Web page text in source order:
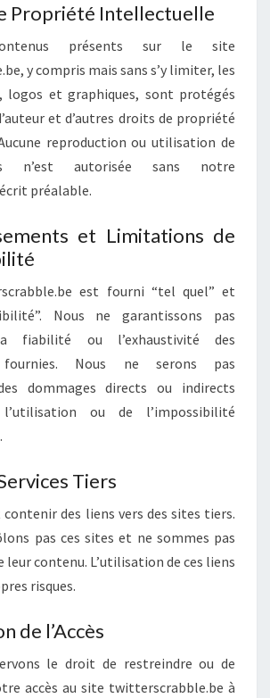
Propriété Intellectuelle
présents sur le site
y compris mais sans s’y limiter, les
logos et graphiques, sont protégés
et d’autres droits de propriété
reproduction ou utilisation de
n’est autorisée sans notre
préalable.
et Limitations de
est fourni “tel quel” et
Nous ne garantissons pas
fiabilité ou l’exhaustivité des
fournies. Nous ne serons pas
dommages directs ou indirects
ou de l’impossibilité
Tiers
des liens vers des sites tiers.
pas ces sites et ne sommes pas
leur contenu. L’utilisation de ces liens
risques.
de l’Accès
le droit de restreindre ou de
accès au site twitterscrabble.be à